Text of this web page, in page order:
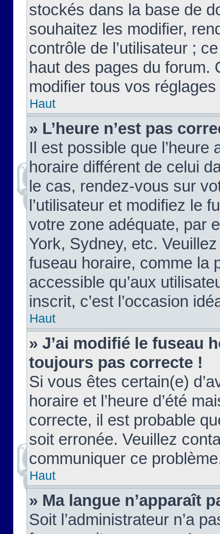
stockés dans la base de
souhaitez les modifier,
contrôle de l’utilisateur ;
haut des pages du forum.
modifier tous vos
Haut
» L’heure n’est pas
Il est possible que
horaire différent de celui
le cas, rendez-vous sur
l’utilisateur et modifiez le
votre zone adéquate, par
York, Sydney, etc.
fuseau horaire, comme la
accessible qu’aux
inscrit, c’est l’occasion
Haut
» J’ai modifié le fuseau
toujours pas correcte !
Si vous êtes certain(e)
horaire et l’heure d’été
correcte, il est probable
soit erronée. Veuillez
communiquer ce
Haut
» Ma langue n’apparaît
Soit l’administrateur n’a